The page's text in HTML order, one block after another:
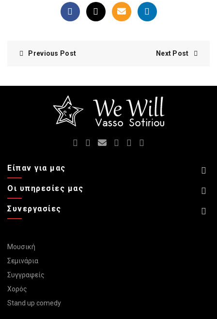
Previous Post Next Post
Είπαν για μας
Οι υπηρεσίες μας
Συνεργασίες
Μουσική
Σεμινάρια
Συγγραφείς
Χορός
Stand up comedy